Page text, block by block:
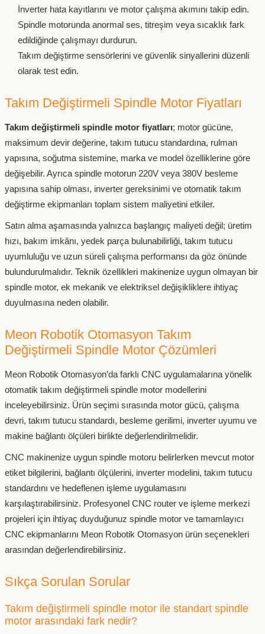
İnverter hata kayıtlarını ve motor çalışma akımını takip edin.
Spindle motorunda anormal ses, titreşim veya sıcaklık fark
edildiğinde çalışmayı durdurun.
Takım değiştirme sensörlerini ve güvenlik sinyallerini düzenli
olarak test edin.
Takım Değiştirmeli Spindle Motor Fiyatları
Takım değiştirmeli spindle motor fiyatları; motor gücüne,
maksimum devir değerine, takım tutucu standardına, rulman
yapısına, soğutma sistemine, marka ve model özelliklerine göre
değişebilir. Ayrıca spindle motorun 220V veya 380V besleme
yapısına sahip olması, inverter gereksinimi ve otomatik takım
değiştirme ekipmanları toplam sistem maliyetini etkiler.
Satın alma aşamasında yalnızca başlangıç maliyeti değil; üretim
hızı, bakım imkânı, yedek parça bulunabilirliği, takım tutucu
uyumluluğu ve uzun süreli çalışma performansı da göz önünde
bulundurulmalıdır. Teknik özellikleri makinenize uygun olmayan bir
spindle motor, ek mekanik ve elektriksel değişikliklere ihtiyaç
duyulmasına neden olabilir.
Meon Robotik Otomasyon Takım
Değiştirmeli Spindle Motor Çözümleri
Meon Robotik Otomasyon’da farklı CNC uygulamalarına yönelik
otomatik takım değiştirmeli spindle motor modellerini
inceleyebilirsiniz. Ürün seçimi sırasında motor gücü, çalışma
devri, takım tutucu standardı, besleme gerilimi, inverter uyumu ve
makine bağlantı ölçüleri birlikte değerlendirilmelidir.
CNC makinenize uygun spindle motoru belirlerken mevcut motor
etiket bilgilerini, bağlantı ölçülerini, inverter modelini, takım tutucu
standardını ve hedeflenen işleme uygulamasını
karşılaştırabilirsiniz. Profesyonel CNC router ve işleme merkezi
projeleri için ihtiyaç duyduğunuz spindle motor ve tamamlayıcı
CNC ekipmanlarını Meon Robotik Otomasyon ürün seçenekleri
arasından değerlendirebilirsiniz.
Sıkça Sorulan Sorular
Takım değiştirmeli spindle motor ile standart spindle
motor arasındaki fark nedir?